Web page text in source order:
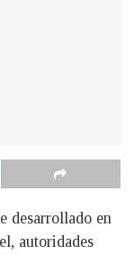
desarrollado en
autoridades